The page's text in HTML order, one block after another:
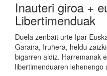
Inauteri giroa +
Libertimenduak
Duela zenbait urte Ipar
Garaira, Iruñera, heldu
bigarren aldiz. Harremanak
libertimenduaren lehenengo